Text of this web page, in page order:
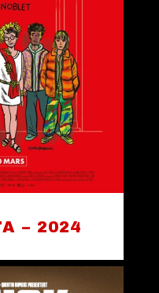
– 2024